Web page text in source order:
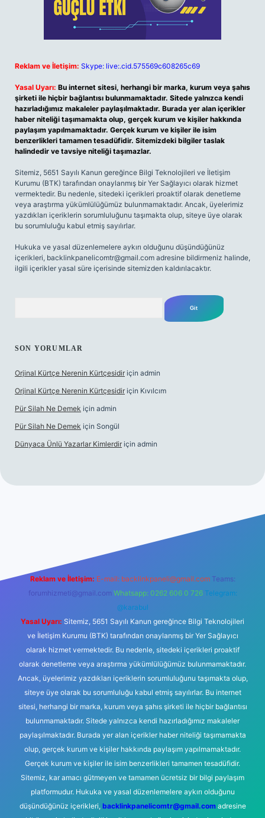
Reklam ve İletişim: Skype: live:.cid.575569c608265c69
Yasal Uyarı: Bu internet sitesi, herhangi bir marka, kurum veya şahıs
şirketi ile hiçbir bağlantısı bulunmamaktadır. Sitede yalnızca kendi
hazırladığımız makaleler paylaşılmaktadır. Burada yer alan içerikler
haber niteliği taşımamakta olup, gerçek kurum ve kişiler hakkında
paylaşım yapılmamaktadır. Gerçek kurum ve kişiler ile isim
benzerlikleri tamamen tesadüfidir. Sitemizdeki bilgiler taslak
halindedir ve tavsiye niteliği taşımazlar.
Sitemiz, 5651 Sayılı Kanun gereğince Bilgi Teknolojileri ve İletişim
Kurumu (BTK) tarafından onaylanmış bir Yer Sağlayıcı olarak hizmet
vermektedir. Bu nedenle, sitedeki içerikleri proaktif olarak denetleme
veya araştırma yükümlülüğümüz bulunmamaktadır. Ancak, üyelerimiz
yazdıkları içeriklerin sorumluluğunu taşımakta olup, siteye üye olarak
bu sorumluluğu kabul etmiş sayılırlar.
Hukuka ve yasal düzenlemelere aykırı olduğunu düşündüğünüz
içerikleri, backlinkpanelicomtr@gmail.com adresine bildirmeniz halinde,
ilgili içerikler yasal süre içerisinde sitemizden kaldırılacaktır.
SON YORUMLAR
Orjinal Kürtçe Nerenin Kürtçesidir için admin
Orjinal Kürtçe Nerenin Kürtçesidir için Kıvılcım
Pür Silah Ne Demek için admin
Pür Silah Ne Demek için Songül
Dünyaca Ünlü Yazarlar Kimlerdir için admin
Reklam ve İletişim: E-mail: backlinkpaneli@gmail.com Teams:
forumhizmeti@gmail.com Whatsapp: 0262 606 0 726 Telegram:
@karabul
Yasal Uyarı: Sitemiz, 5651 Sayılı Kanun gereğince Bilgi Teknolojileri
ve İletişim Kurumu (BTK) tarafından onaylanmış bir Yer Sağlayıcı
olarak hizmet vermektedir. Bu nedenle, sitedeki içerikleri proaktif
olarak denetleme veya araştırma yükümlülüğümüz bulunmamaktadır.
Ancak, üyelerimiz yazdıkları içeriklerin sorumluluğunu taşımakta olup,
siteye üye olarak bu sorumluluğu kabul etmiş sayılırlar. Bu internet
sitesi, herhangi bir marka, kurum veya şahıs şirketi ile hiçbir bağlantısı
bulunmamaktadır. Sitede yalnızca kendi hazırladığımız makaleler
paylaşılmaktadır. Burada yer alan içerikler haber niteliği taşımamakta
olup, gerçek kurum ve kişiler hakkında paylaşım yapılmamaktadır.
Gerçek kurum ve kişiler ile isim benzerlikleri tamamen tesadüfidir.
Sitemiz, kar amacı gütmeyen ve tamamen ücretsiz bir bilgi paylaşım
platformudur. Hukuka ve yasal düzenlemelere aykırı olduğunu
düşündüğünüz içerikleri, backlinkpanelicomtr@gmail.comadresine